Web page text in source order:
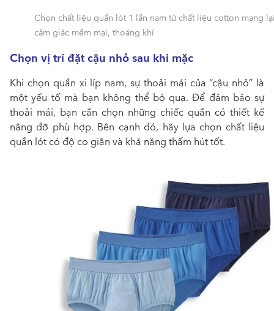
Chọn chất liệu quần lót 1 lần nam từ chất liệu cotton mang
cảm giác mềm mại, thoáng khí
Chọn vị trí đặt cậu nhỏ sau khi mặc
Khi chọn quần xi líp nam, sự thoải mái của “cậu nhỏ” là
một yếu tố mà bạn không thể bỏ qua. Để đảm bảo sự
thoải mái, bạn cần chọn những chiếc quần có thiết kế
nâng đỡ phù hợp. Bên cạnh đó, hãy lựa chọn chất liệu
quần lót có độ co giãn và khả năng thấm hút tốt.